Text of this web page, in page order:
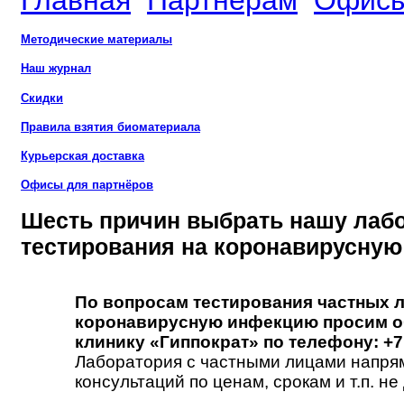
Методические материалы
Наш журнал
Скидки
Правила взятия биоматериала
Курьерская доставка
Офисы для партнёров
Шесть причин выбрать нашу
тестирования на
По вопросам тестирования частных
коронавирусную инфекцию просим
клинику «Гиппократ» по телефону:
Лаборатория с частными лицами
консультаций по ценам, срокам и т.п. не